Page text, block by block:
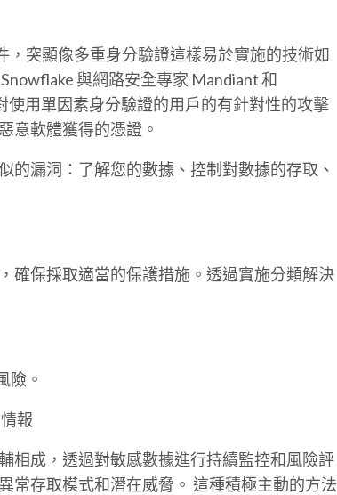
，突顯像多重身分驗證這樣易於實施的技術如
與網路安全專家 Mandiant 和
用單因素身分驗證的用戶的有針對性的攻擊
意軟體獲得的憑證。
的漏洞：了解您的數據、控制對數據的存取、
確保採取適當的保護措施。透過實施分類解決
險。
報
相成，透過對敏感數據進行持續監控和風險評
常存取模式和潛在威脅。 這種積極主動的方法